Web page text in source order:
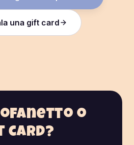
una gift card
o
card?